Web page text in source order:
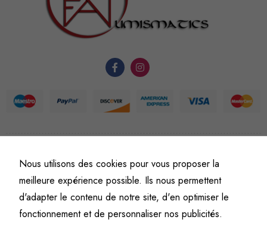
©Fine art numismatics– Tous droits réservés.
Politique de confidentialitéConditions générales de vente et d’utilisation
Mentions légales
Nous utilisons des cookies pour vous proposer la
meilleure expérience possible. Ils nous permettent
d'adapter le contenu de notre site, d'en optimiser le
fonctionnement et de personnaliser nos publicités.
puissions
fonctionnalité
structure du
fonction de
l'usage qu'il
en est fait.